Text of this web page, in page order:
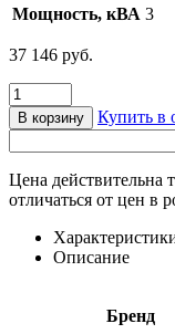
Мощность, кВА 3
37 146 руб.
Количество
товара
ИБП
East
EA630-
S
В корзину
Купить в
Цена действительна
отличаться от цен в
Описание
Бренд